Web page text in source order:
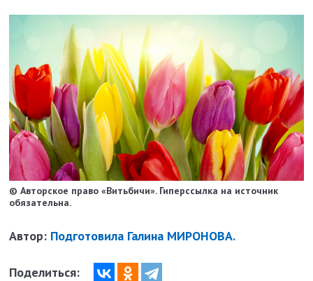
© Авторское право «Витьбичи». Гиперссылка на источник
обязательна.
Автор: Подготовила Галина МИРОНОВА.
Поделиться: